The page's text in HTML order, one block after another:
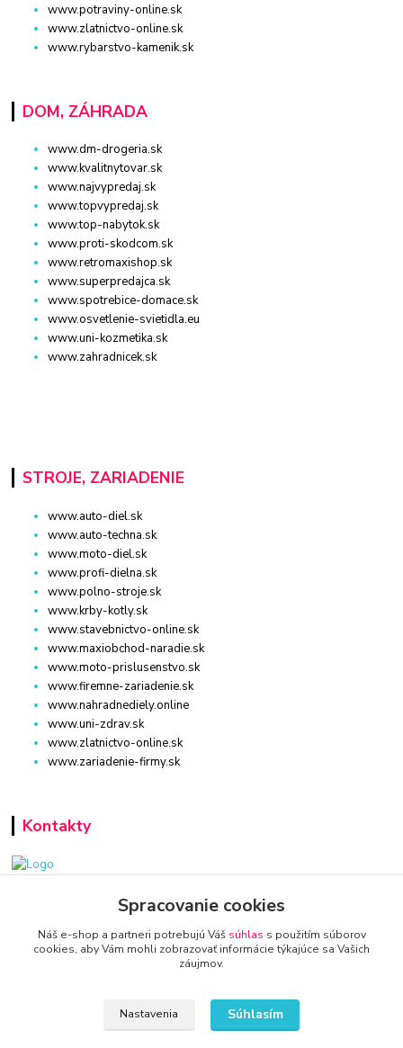
www.potraviny-online.sk
www.zlatnictvo-online.sk
www.rybarstvo-kamenik.sk
DOM, ZÁHRADA
www.dm-drogeria.sk
www.kvalitnytovar.sk
www.najvypredaj.sk
www.topvypredaj.sk
www.top-nabytok.sk
www.proti-skodcom.sk
www.retromaxishop.sk
www.superpredajca.sk
www.spotrebice-domace.sk
www.osvetlenie-svietidla.eu
www.uni-kozmetika.sk
www.zahradnicek.sk
STROJE, ZARIADENIE
www.auto-diel.sk
www.auto-techna.sk
www.moto-diel.sk
www.profi-dielna.sk
www.polno-stroje.sk
www.krby-kotly.sk
www.stavebnictvo-online.sk
www.maxiobchod-naradie.sk
www.moto-prislusenstvo.sk
www.firemne-zariadenie.sk
www.nahradnediely.online
www.uni-zdrav.sk
www.zlatnictvo-online.sk
www.zariadenie-firmy.sk
Kontakty
www.zariadenie-firmy.sk
+421 940 949 000
Spracovanie cookies
Náš e-shop a partneri potrebujú Váš súhlas s použitím súborov
cookies, aby Vám mohli zobrazovať informácie týkajúce sa Vašich
záujmov.
Nastavenia Súhlasím